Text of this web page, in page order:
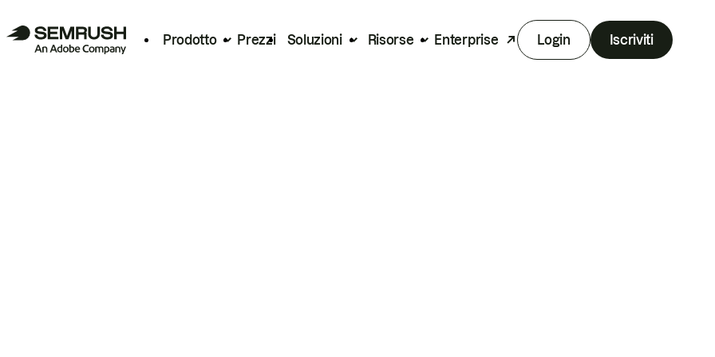
Prodotto Prezzi Soluzioni Risorse Enterprise Login Iscriviti